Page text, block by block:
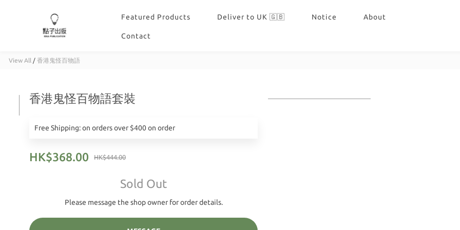
Featured Products Deliver to UK 🇬🇧 Notice About
Contact
View All / 香港鬼怪百物語
香港鬼怪百物語套裝
Free Shipping: on orders over $400 on order
HK$444.00
HK$368.00
Sold Out
Please message the shop owner for order details.